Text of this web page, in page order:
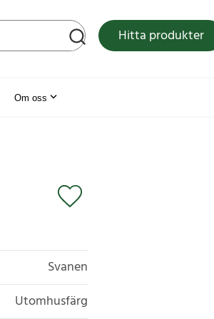
Hitta produkter
Om oss
Svanen
Utomhusfärg